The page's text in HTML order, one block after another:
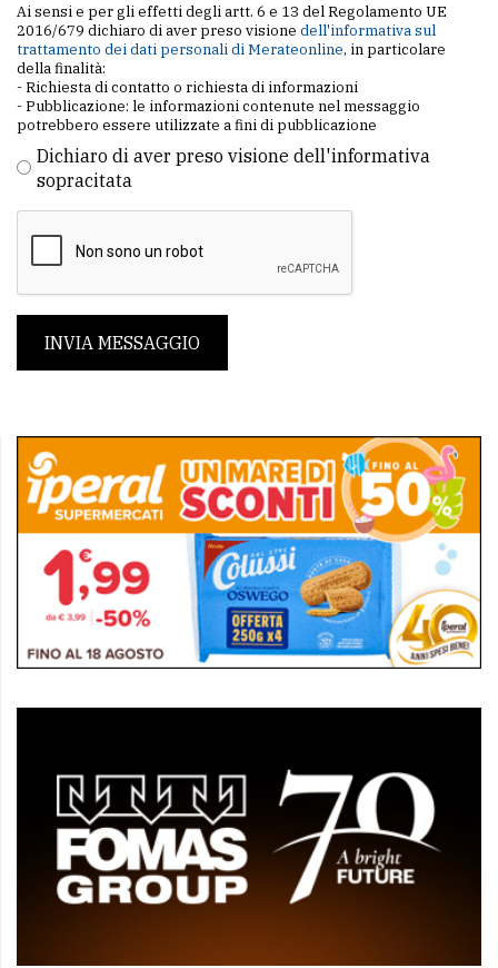
Ai sensi e per gli effetti degli artt. 6 e 13 del Regolamento UE
2016/679 dichiaro di aver preso visione dell'informativa sul
trattamento dei dati personali di Merateonline, in particolare
della finalità:
- Richiesta di contatto o richiesta di informazioni
- Pubblicazione: le informazioni contenute nel messaggio
potrebbero essere utilizzate a fini di pubblicazione
Dichiaro di aver preso visione dell'informativa
sopracitata
INVIA MESSAGGIO